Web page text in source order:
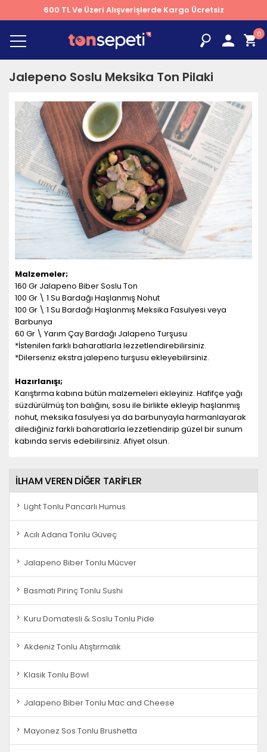
600 TL Ve Üzeri Alışverişlerde Kargo Ücretsiz
0
Jalepeno Soslu Meksika Ton Pilaki
Malzemeler;
160 Gr Jalapeno Biber Soslu Ton
100 Gr \ 1 Su Bardağı Haşlanmış Nohut
100 Gr \ 1 Su Bardağı Haşlanmış Meksika Fasulyesi veya
Barbunya
60 Gr \ Yarım Çay Bardağı Jalapeno Turşusu
*İstenilen farklı baharatlarla lezzetlendirebilirsiniz.
*Dilerseniz ekstra jalepeno turşusu ekleyebilirsiniz.
Hazırlanışı;
Karıştırma kabına bütün malzemeleri ekleyiniz. Hafifçe yağı
süzdürülmüş ton balığını, sosu ile birlikte ekleyip haşlanmış
nohut, meksika fasulyesi ya da barbunyayla harmanlayarak
dilediğiniz farklı baharatlarla lezzetlendirip güzel bir sunum
kabında servis edebilirsiniz. Afiyet olsun.
İLHAM VEREN DİĞER TARİFLER
Light Tonlu Pancarlı Humus
Acılı Adana Tonlu Güveç
Jalapeno Biber Tonlu Mücver
Basmati Pirinç Tonlu Sushi
Kuru Domatesli & Soslu Tonlu Pide
Akdeniz Tonlu Atıştırmalık
Klasik Tonlu Bowl
Jalapeno Biber Tonlu Mac and Cheese
Mayonez Sos Tonlu Brushetta